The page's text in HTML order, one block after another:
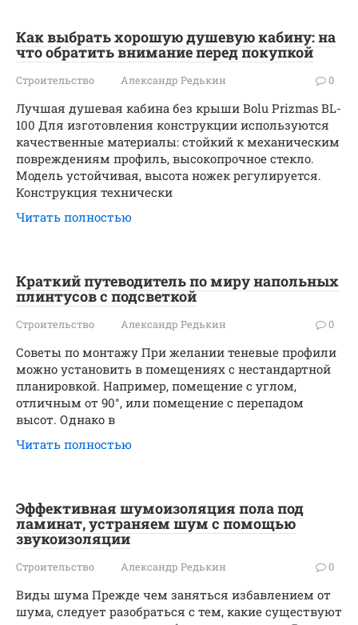
Как выбрать хорошую душевую кабину: на
что обратить внимание перед покупкой
Строительство Александр Редькин 0
Лучшая душевая кабина без крыши Bolu Prizmas BL-
100 Для изготовления конструкции используются
качественные материалы: стойкий к механическим
повреждениям профиль, высокопрочное стекло.
Модель устойчивая, высота ножек регулируется.
Конструкция технически
Читать полностью
Краткий путеводитель по миру напольных
плинтусов с подсветкой
Строительство Александр Редькин 0
Советы по монтажу При желании теневые профили
можно установить в помещениях с нестандартной
планировкой. Например, помещение с углом,
отличным от 90°, или помещение с перепадом
высот. Однако в
Читать полностью
Эффективная шумоизоляция пола под
ламинат, устраняем шум с помощью
звукоизоляции
Строительство Александр Редькин 0
Виды шума Прежде чем заняться избавлением от
шума, следует разобраться с тем, какие существуют